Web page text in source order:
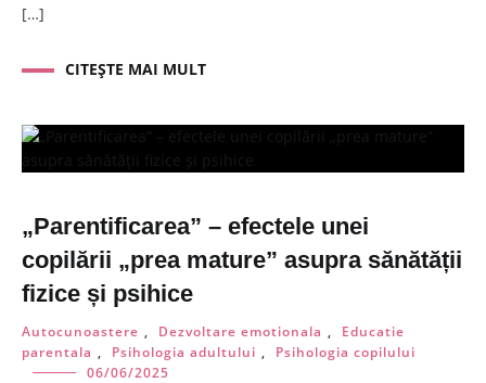
[…]
CITEȘTE MAI MULT
„Parentificarea” – efectele unei
copilării „prea mature” asupra sănătății
fizice și psihice
Autocunoastere , Dezvoltare emotionala ,
Educatie
parentala , Psihologia adultului ,
Psihologia copilului
06/06/2025